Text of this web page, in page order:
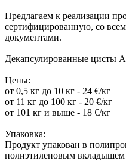
Предлагаем к реализации
сертифицированную, со
документами.
Декапсулированные цисты
Цены:
от 0,5 кг до 10 кг - 24 €/кг
от 11 кг до 100 кг - 20 €/кг
от 101 кг и выше - 18 €/кг
Упаковка:
Продукт упакован в
полиэтиленовым вкладышем